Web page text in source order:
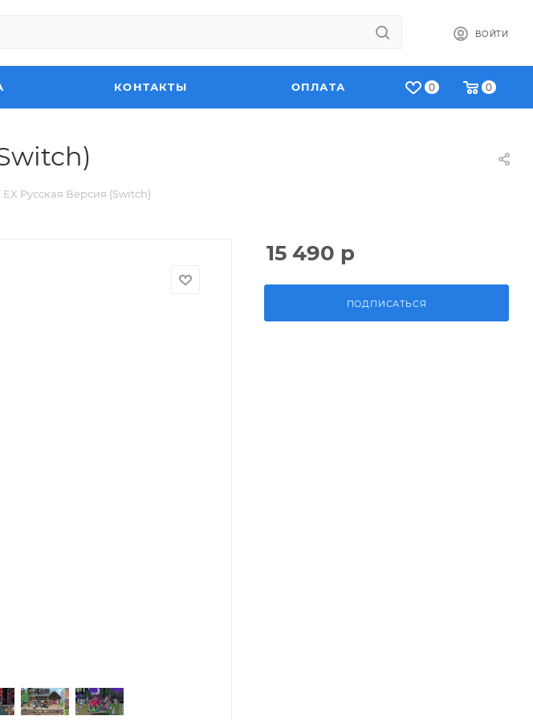
ВОЙТИ
0 0
КОНТАКТЫ ОПЛАТА
Русская Версия (Switch)
15 490 р
ПОДПИСАТЬСЯ